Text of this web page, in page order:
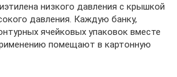
низкого давления с крышкой
давления. Каждую банку,
ячейковых упаковок вместе
помещают в картонную